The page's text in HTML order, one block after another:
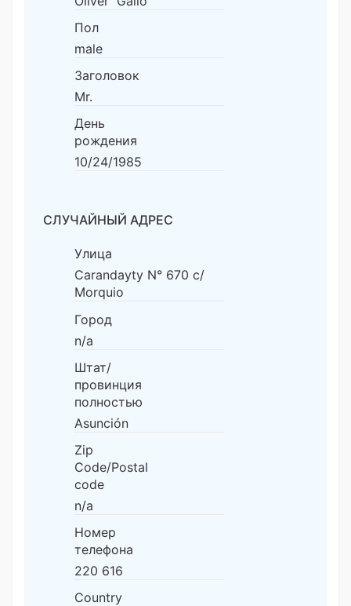
Пол
male
Заголовок
Mr.
День
рождения
10/24/1985
СЛУЧАЙНЫЙ АДРЕС
Улица
Carandayty N° 670 c/
Morquio
Город
n/a
Штат/
провинция
полностью
Asunción
Zip
Code/Postal
code
n/a
Номер
телефона
220 616
Country